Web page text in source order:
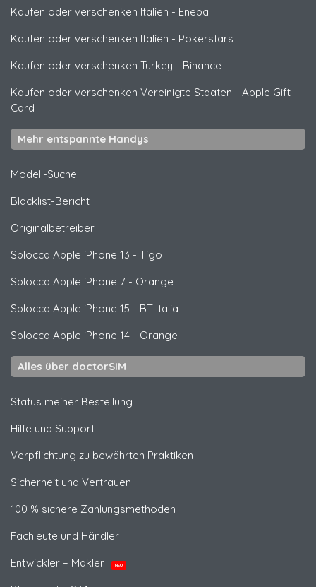
Kaufen oder verschenken Italien - Eneba
Kaufen oder verschenken Italien - Pokerstars
Kaufen oder verschenken Turkey - Binance
Kaufen oder verschenken Vereinigte Staaten - Apple Gift
Card
Mehr entspannte Handys
Modell-Suche
Blacklist-Bericht
Originalbetreiber
Sblocca Apple iPhone 13 - Tigo
Sblocca Apple iPhone 7 - Orange
Sblocca Apple iPhone 15 - BT Italia
Sblocca Apple iPhone 14 - Orange
Alles über doctorSIM
Status meiner Bestellung
Hilfe und Support
Verpflichtung zu bewährten Praktiken
Sicherheit und Vertrauen
100 % sichere Zahlungsmethoden
Fachleute und Händler
Entwickler – Makler
NEU